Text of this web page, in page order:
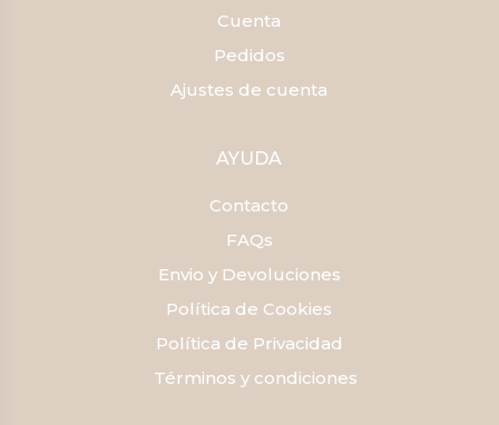
Cuenta
Pedidos
Ajustes de cuenta
AYUDA
Contacto
FAQs
Envio y Devoluciones
Política de Cookies
Política de Privacidad
Términos y condiciones